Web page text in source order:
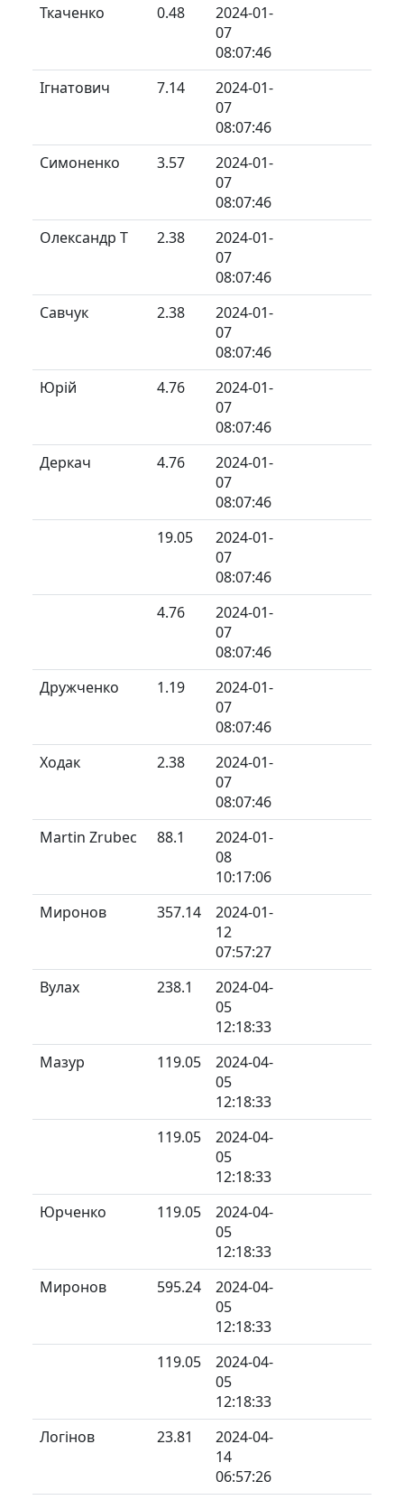
Ткаченко 0.48
2024-01-
07
08:07:46
Ігнатович
7.14
2024-01-
07
08:07:46
Симоненко
3.57
2024-01-
07
08:07:46
Олександр Т
2.38
2024-01-
07
08:07:46
Савчук
2.38
2024-01-
07
08:07:46
Юрій
4.76
2024-01-
07
08:07:46
Деркач
4.76
2024-01-
07
08:07:46
19.05
2024-01-
07
08:07:46
4.76
2024-01-
07
08:07:46
Дружченко
1.19
2024-01-
07
08:07:46
Ходак
2.38
2024-01-
07
08:07:46
Martin Zrubec
88.1
2024-01-
08
10:17:06
Миронов
357.14
2024-01-
12
07:57:27
Вулах
238.1
2024-04-
05
12:18:33
Мазур
119.05
2024-04-
05
12:18:33
119.05
2024-04-
05
12:18:33
Юрченко
119.05
2024-04-
05
12:18:33
Миронов
595.24
2024-04-
05
12:18:33
119.05
2024-04-
05
12:18:33
Логінов
23.81
2024-04-
14
06:57:26